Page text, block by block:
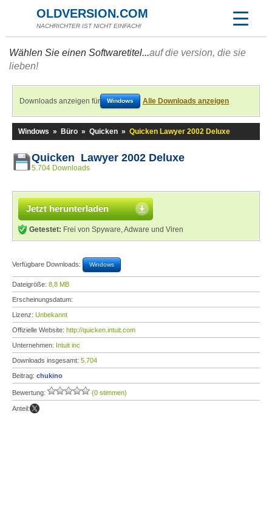
OLDVERSION.COM
NACHRICHTER IST NICHT EINFACH!
Wählen Sie einen Softwaretitel...auf die version, die sie
lieben!
Downloads anzeigen für Windows Alle Downloads anzeigen
Windows » Büro » Quicken » Quicken Lawyer 2002 Deluxe
Quicken Lawyer 2002 Deluxe
5.704 Downloads
Jetzt herunterladen
Getestet: Frei von Spyware, Adware und Viren
Verfügbare Downloads: Windows
Dateigröße: 8,8 MB
Erscheinungsdatum:
Lizenz: Unbekannt
Offizielle Website: http://quicken.intuit.com
Unternehmen: Intuit inc
Downloads insgesamt: 5.704
Beitrag: chukino
Bewertung: (0 stimmen)
Anteil: